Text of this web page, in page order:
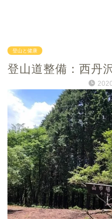
登山と健康
登山道整備：西丹